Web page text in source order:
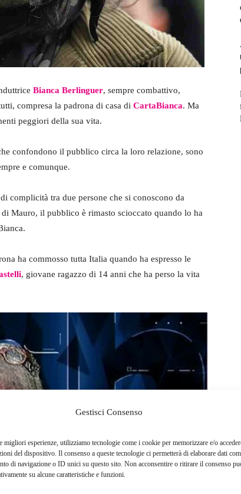
Gestisci Consenso
migliori esperienze, utilizziamo tecnologie come i cookie per memorizzare e/o
del dispositivo. Il consenso a queste tecnologie ci permetterà di elaborare dati
di navigazione o ID unici su questo sito. Non acconsentire o ritirare il consenso
su alcune caratteristiche e funzioni.
Bianca Berlinguer, sempre combattivo,
compresa la padrona di casa di CartaBianca. Ma
peggiori della sua vita.
confondono il pubblico circa la loro relazione, sono
e comunque.
complicità tra due persone che si conoscono da
Mauro, il pubblico è rimasto scioccato quando lo ha
ha commosso tutta Italia quando ha espresso le
, giovane ragazzo di 14 anni che ha perso la vita